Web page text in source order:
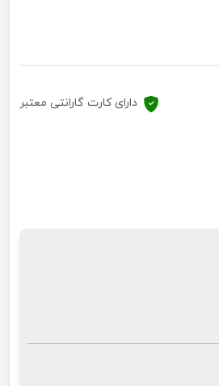
دارای کارت گارانتی معتبر